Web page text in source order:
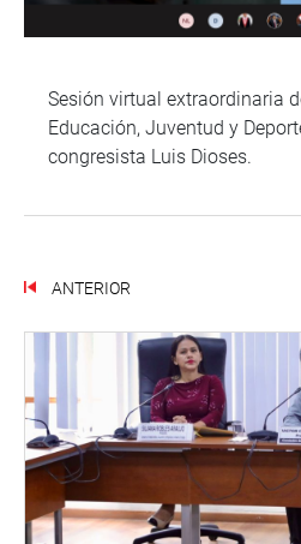
Sesión virtual extraordinaria
Educación, Juventud y
congresista Luis Dioses.
ANTERIOR